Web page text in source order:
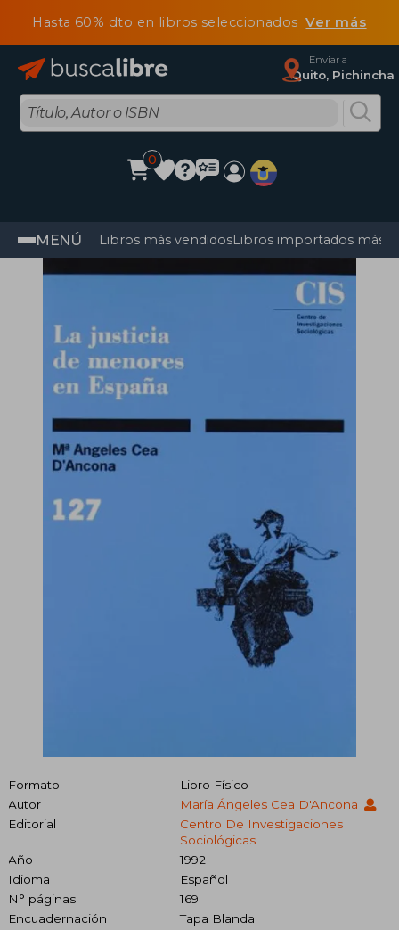
Hasta 60% dto en libros seleccionadosVer más
Enviar a
Quito, Pichincha
0
MENÚ Libros más vendidosLibros importados más
Formato
Libro Físico
Autor
María Ángeles Cea D'Ancona
Editorial
Centro De Investigaciones
Sociológicas
Año
1992
Idioma
Español
N° páginas
169
Encuadernación
Tapa Blanda